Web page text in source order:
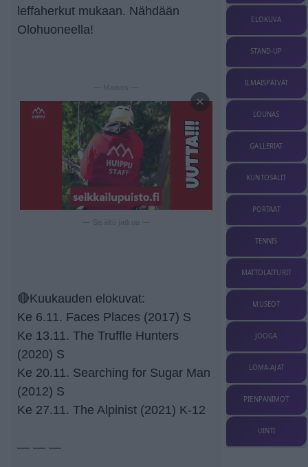
leffaherkut mukaan. Nähdään
Olohuoneella!
— Mainos —
×
🔴Kuukauden elokuvat:
Ke 6.11. Faces Places (2017) S
Ke 13.11. The Truffle Hunters
(2020) S
Ke 20.11. Searching for Sugar Man
(2012) S
Ke 27.11. The Alpinist (2021) K-12
— — —
ELOKUVA
STAND-UP
ILMAISPÄIVÄT
LOUNAS
GALLERIAT
KUNTOSALIT
PORTAAT
TENNIS
MATTOLAITURIT
MUSEOT
JOOGA
LOMA-AJAT
PIENPANIMOT
UINTI